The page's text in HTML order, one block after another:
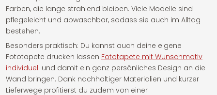
Farben, die lange strahlend bleiben. Viele Modelle sind
pflegeleicht und abwaschbar, sodass sie auch im Alltag
bestehen.
Besonders praktisch: Du kannst auch deine eigene
Fototapete drucken lassen Fototapete mit Wunschmotiv
individuell und damit ein ganz persönliches Design an die
Wand bringen. Dank nachhaltiger Materialien und kurzer
Lieferwege profitierst du zudem von einer